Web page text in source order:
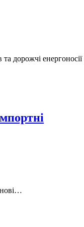
дорожчі енергоносії
нові…